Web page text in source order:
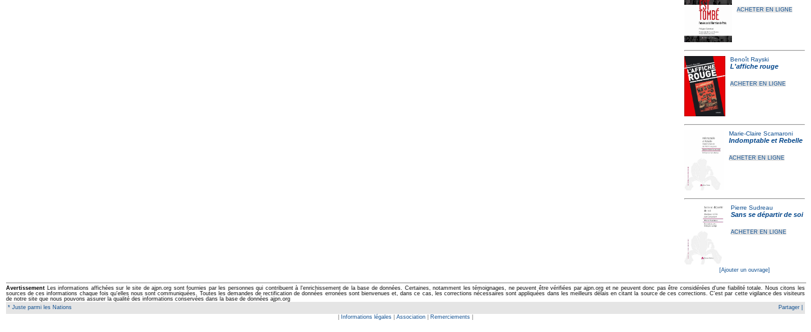
ACHETER EN LIGNE
Benoît Rayski
L'affiche rouge
ACHETER EN LIGNE
Marie-Claire Scamaroni
Indomptable et Rebelle
ACHETER EN LIGNE
Pierre Sudreau
Sans se départir de soi
ACHETER EN LIGNE
[Ajouter un ouvrage]
Avertissement Les informations affichées sur le site de ajpn.org sont fournies par les personnes qui contribuent à l'enrichissement de la base de données. Certaines, notamment les témoignages, ne peuvent être vérifiées par ajpn.org et ne peuvent donc pas être considérées d'une fiabilité totale. Nous citons les
sources de ces informations chaque fois qu'elles nous sont communiquées. Toutes les demandes de rectification de données erronées sont bienvenues et, dans ce cas, les corrections nécessaires sont appliquées dans les meilleurs délais en citant la source de ces corrections. C'est par cette vigilance des visiteurs
de notre site que nous pouvons assurer la qualité des informations conservées dans la base de données ajpn.org
* Juste parmi les Nations
Partager
Informations légales Association Remerciements